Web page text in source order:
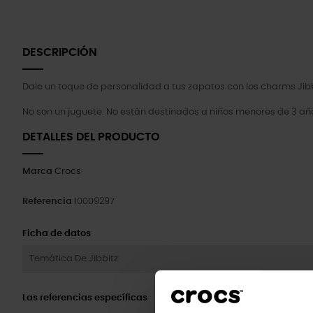
DESCRIPCIÓN
Dale un toque de personalidad a tus zapatos con los charms
No son un juguete. No están destinados a niños menores de 3
DETALLES DEL PRODUCTO
Marca Crocs
Referencia 10009297
Ficha de datos
Temática De Jibbitz
Las referencias específicas